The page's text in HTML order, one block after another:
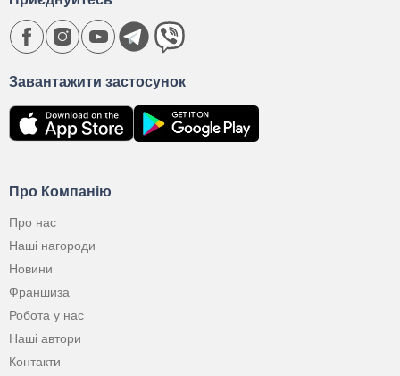
Про Компанію
Про нас
Наші нагороди
Новини
Франшиза
Робота у нас
Наші автори
Контакти
Завантажити застосунок